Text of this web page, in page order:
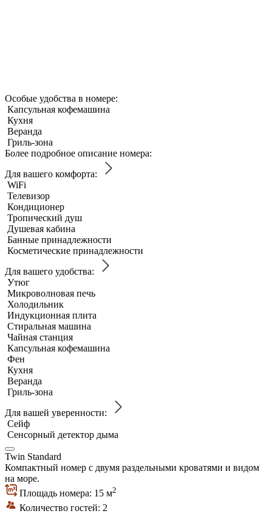
Особые удобства в номере:
Капсульная кофемашина
Кухня
Веранда
Гриль-зона
Более подробное описание номера:
Для вашего комфорта:
WiFi
Телевизор
Кондиционер
Тропический душ
Душевая кабина
Банные принадлежности
Косметические принадлежности
Для вашего удобства:
Утюг
Микроволновая печь
Холодильник
Индукционная плита
Стиральная машина
Чайная станция
Капсульная кофемашина
Фен
Кухня
Веранда
Гриль-зона
Для вашей уверенности:
Сейф
Сенсорный детектор дыма
Twin Standard
Компактный номер с двумя раздельными кроватями и видом
на море.
Площадь номера: 15 м2
Количество гостей: 2